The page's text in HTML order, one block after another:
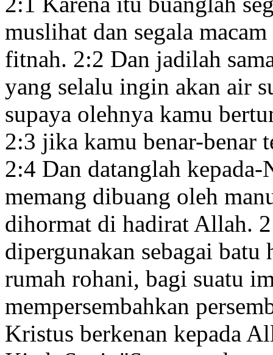
muslihat dan segala
fitnah. 2:2 Dan jadilah
yang selalu ingin akan air
supaya olehnya kamu
2:3 jika kamu benar-benar
2:4 Dan datanglah kepada-
memang dibuang oleh
dihormat di hadirat Allah.
dipergunakan sebagai
rumah rohani, bagi suatu
mempersembahkan
Kristus berkenan kepada